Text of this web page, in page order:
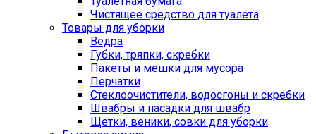
Чистящее средство для туалета
Товары для уборки
Ведра
Губки, тряпки, скребки
Пакеты и мешки для мусора
Перчатки
Стеклоочистители, водосгоны и скребки
Швабры и насадки для швабр
Щетки, веники, совки для уборки